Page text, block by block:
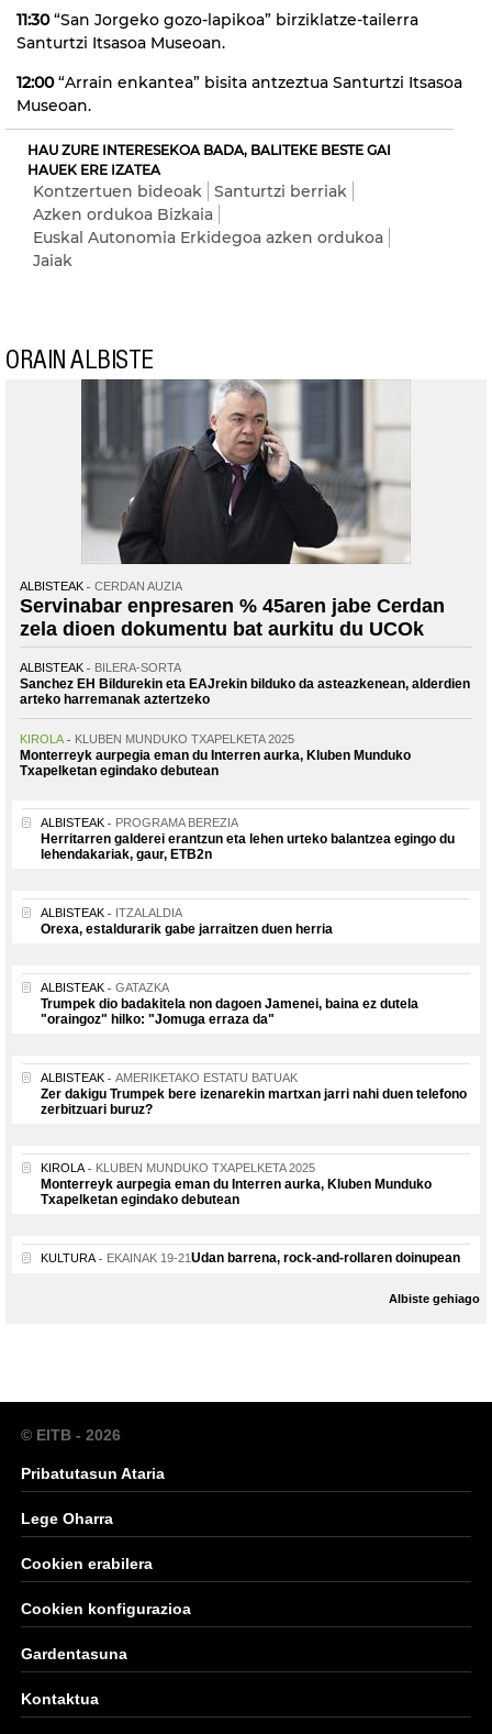
11:30“San Jorgeko gozo-lapikoa” birziklatze-tailerra
Santurtzi Itsasoa Museoan.
12:00“Arrain enkantea” bisita antzeztua Santurtzi Itsasoa
Museoan.
HAU ZURE INTERESEKOA BADA, BALITEKE BESTE GAI
HAUEK ERE IZATEA
Kontzertuen bideoak
Santurtzi berriak
Azken ordukoa Bizkaia
Euskal Autonomia Erkidegoa azken ordukoa
Jaiak
ORAIN ALBISTE
ALBISTEAK CERDAN AUZIA
Servinabar enpresaren % 45aren jabe Cerdan
zela dioen dokumentu bat aurkitu du UCOk
ALBISTEAK BILERA-SORTA
Sanchez EH Bildurekin eta EAJrekin bilduko da asteazkenean, alderdien
arteko harremanak aztertzeko
KIROLA KLUBEN MUNDUKO TXAPELKETA 2025
Monterreyk aurpegia eman du Interren aurka, Kluben Munduko
Txapelketan egindako debutean
ALBISTEAK PROGRAMA BEREZIA
Herritarren galderei erantzun eta lehen urteko balantzea egingo du
lehendakariak, gaur, ETB2n
ALBISTEAK ITZALALDIA
Orexa, estaldurarik gabe jarraitzen duen herria
ALBISTEAK GATAZKA
Trumpek dio badakitela non dagoen Jamenei, baina ez dutela
"oraingoz" hilko: "Jomuga erraza da"
ALBISTEAK AMERIKETAKO ESTATU BATUAK
Zer dakigu Trumpek bere izenarekin martxan jarri nahi duen telefono
zerbitzuari buruz?
KIROLA KLUBEN MUNDUKO TXAPELKETA 2025
Monterreyk aurpegia eman du Interren aurka, Kluben Munduko
Txapelketan egindako debutean
KULTURA EKAINAK 19-21Udan barrena, rock-and-rollaren doinupean
Albiste gehiago
© EITB - 2026
Pribatutasun Ataria
Lege Oharra
Cookien erabilera
Cookien konfigurazioa
Gardentasuna
Kontaktua